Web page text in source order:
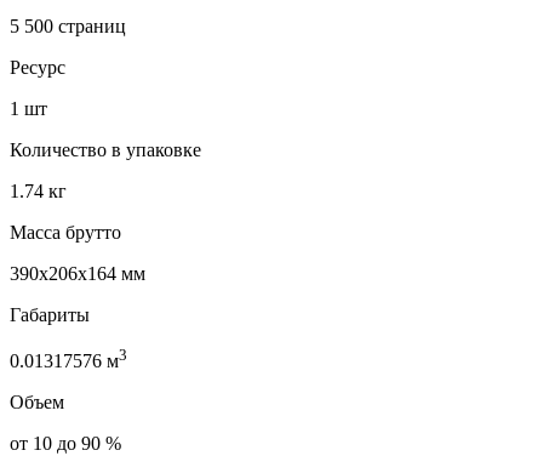
5 500 страниц
Ресурс
1 шт
Количество в упаковке
1.74 кг
Масса брутто
390x206x164 мм
Габариты
0.01317576 м3
Объем
от 10 до 90 %